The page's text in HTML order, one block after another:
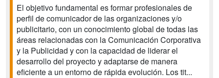
El objetivo fundamental es formar profesionales de
perfil de comunicador de las organizaciones y/o
publicitario, con un conocimiento global de todas las
áreas relacionadas con la Comunicación Corporativa
y la Publicidad y con la capacidad de liderar el
desarrollo del proyecto y adaptarse de manera
eficiente a un entorno de rápida evolución. Los tit...